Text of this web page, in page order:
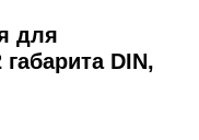
для
DIN,